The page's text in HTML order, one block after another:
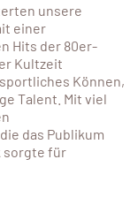
unsere
einer
Hits der 80er-
Kultzeit
Können,
Talent. Mit viel
das Publikum
sorgte für